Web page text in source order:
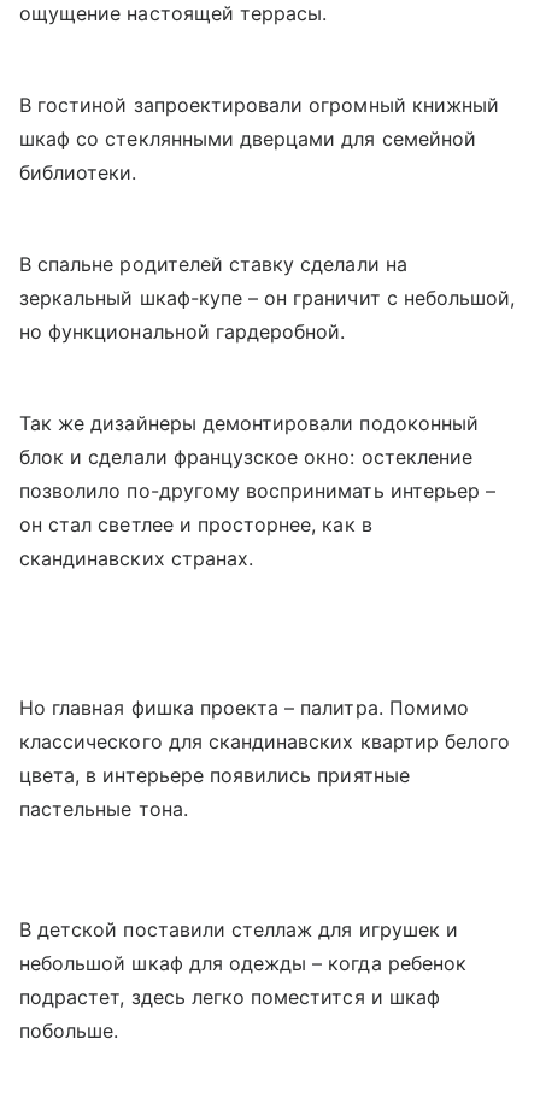
ощущение настоящей террасы.
В гостиной запроектировали огромный книжный
шкаф со стеклянными дверцами для семейной
библиотеки.
В спальне родителей ставку сделали на
зеркальный шкаф-купе – он граничит с небольшой,
но функциональной гардеробной.
Так же дизайнеры демонтировали подоконный
блок и сделали французское окно: остекление
позволило по-другому воспринимать интерьер –
он стал светлее и просторнее, как в
скандинавских странах.
Но главная фишка проекта – палитра. Помимо
классического для скандинавских квартир белого
цвета, в интерьере появились приятные
пастельные тона.
В детской поставили стеллаж для игрушек и
небольшой шкаф для одежды – когда ребенок
подрастет, здесь легко поместится и шкаф
побольше.